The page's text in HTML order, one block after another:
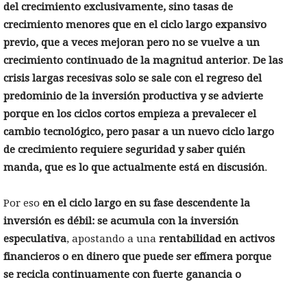
del crecimiento exclusivamente, sino tasas de
crecimiento menores que en el ciclo largo expansivo
previo, que a veces mejoran pero no se vuelve a un
crecimiento continuado de la magnitud anterior. De las
crisis largas recesivas solo se sale con el regreso del
predominio de la inversión productiva y se advierte
porque en los ciclos cortos empieza a prevalecer el
cambio tecnológico, pero pasar a un nuevo ciclo largo
de crecimiento requiere seguridad y saber quién
manda, que es lo que actualmente está en discusión.
Por eso en el ciclo largo en su fase descendente la
inversión es débil: se acumula con la inversión
especulativa, apostando a una rentabilidad en activos
financieros o en dinero que puede ser efímera porque
se recicla continuamente con fuerte ganancia o